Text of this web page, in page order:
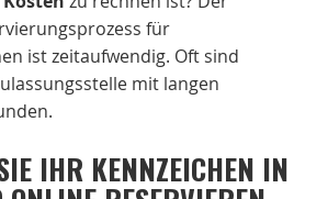
für
ist zeitaufwendig. Oft sind
mit langen
IHR KENNZEICHEN IN